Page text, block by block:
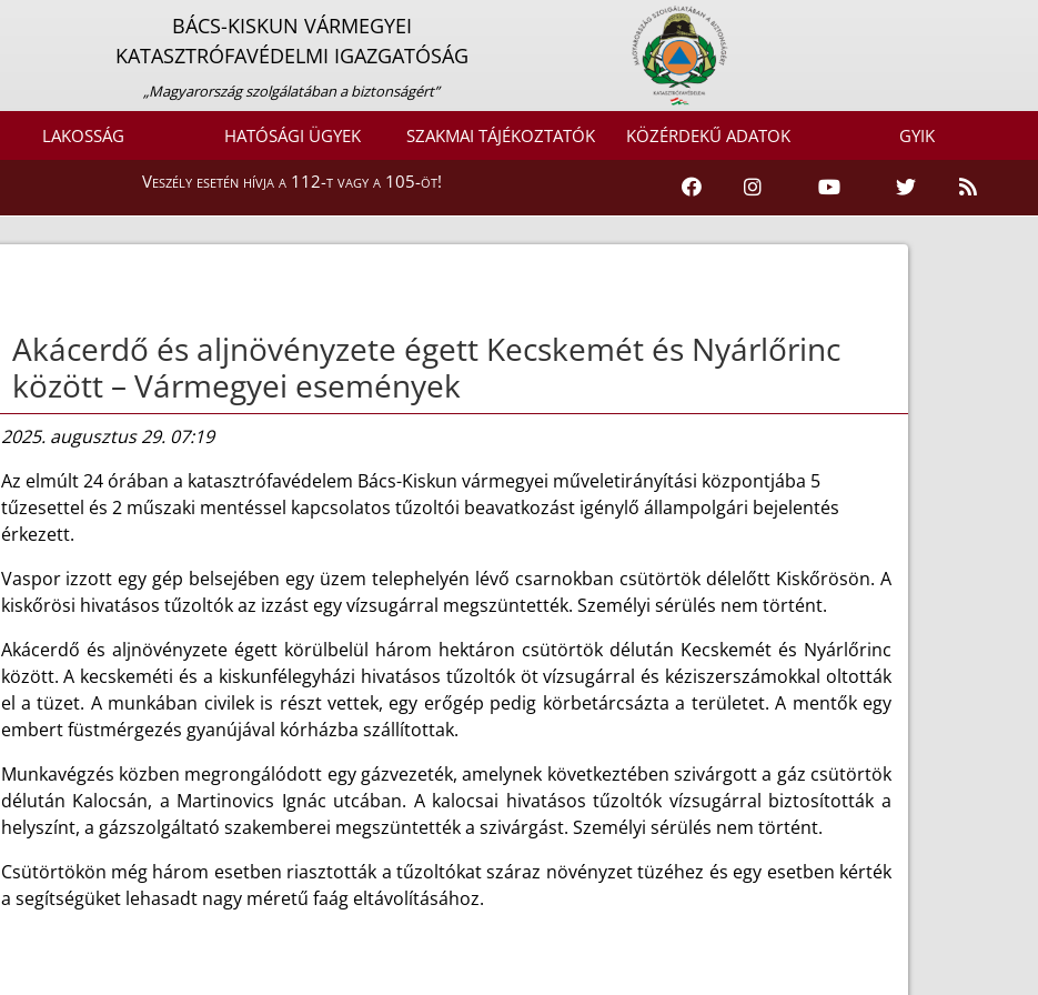
BÁCS-KISKUN VÁRMEGYEI
KATASZTRÓFAVÉDELMI IGAZGATÓSÁG
„Magyarország szolgálatában a biztonságért”
LAKOSSÁG HATÓSÁGI ÜGYEK SZAKMAI TÁJÉKOZTATÓK KÖZÉRDEKŰ ADATOK GYIK
Veszély esetén hívja a 112-t vagy a 105-öt!
Akácerdő és aljnövényzete égett Kecskemét és Nyárlőrinc
között – Vármegyei események
2025. augusztus 29. 07:19
Az elmúlt 24 órában a katasztrófavédelem Bács-Kiskun vármegyei műveletirányítási központjába 5
tűzesettel és 2 műszaki mentéssel kapcsolatos tűzoltói beavatkozást igénylő állampolgári bejelentés
érkezett.
Vaspor izzott egy gép belsejében egy üzem telephelyén lévő csarnokban csütörtök délelőtt Kiskőrösön. A
kiskőrösi hivatásos tűzoltók az izzást egy vízsugárral megszüntették. Személyi sérülés nem történt.
Akácerdő és aljnövényzete égett körülbelül három hektáron csütörtök délután Kecskemét és Nyárlőrinc
között. A kecskeméti és a kiskunfélegyházi hivatásos tűzoltók öt vízsugárral és kéziszerszámokkal oltották
el a tüzet. A munkában civilek is részt vettek, egy erőgép pedig körbetárcsázta a területet. A mentők egy
embert füstmérgezés gyanújával kórházba szállítottak.
Munkavégzés közben megrongálódott egy gázvezeték, amelynek következtében szivárgott a gáz csütörtök
délután Kalocsán, a Martinovics Ignác utcában. A kalocsai hivatásos tűzoltók vízsugárral biztosították a
helyszínt, a gázszolgáltató szakemberei megszüntették a szivárgást. Személyi sérülés nem történt.
Csütörtökön még három esetben riasztották a tűzoltókat száraz növényzet tüzéhez és egy esetben kérték
a segítségüket lehasadt nagy méretű faág eltávolításához.